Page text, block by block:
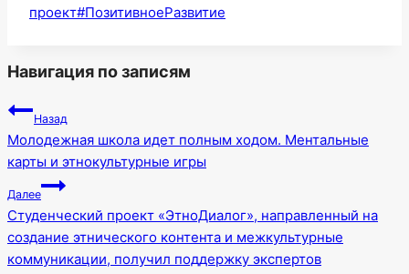
проект#ПозитивноеРазвитие
Навигация по записям
Назад
Молодежная школа идет полным ходом. Ментальные
карты и этнокультурные игры
Далее
Студенческий проект «ЭтноДиалог», направленный на
создание этнического контента и межкультурные
коммуникации, получил поддержку экспертов